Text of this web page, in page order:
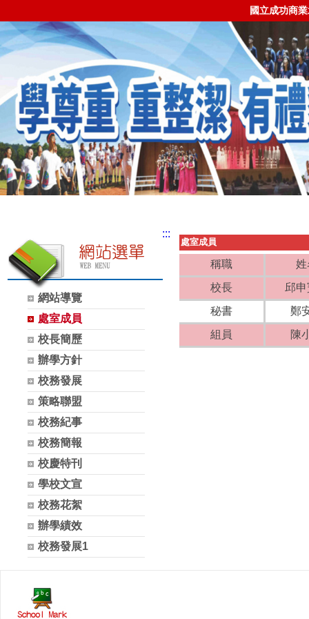
國立成功商
網站導覽
處室成員
校長簡歷
辦學方針
校務發展
策略聯盟
校務紀事
校務簡報
校慶特刊
學校文宣
校務花絮
辦學績效
校務發展1
:::
處室成員
稱職
姓
校長
邱
秘書
鄭
組員
陳